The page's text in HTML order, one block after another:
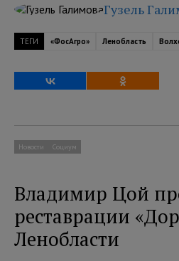
Гузель
ТЕГИ «ФосАгро» Ленобласть
Новости Социум
Владимир Цой
реставрации
Ленобласти